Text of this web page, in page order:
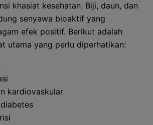
khasiat kesehatan. Biji, daun, dan
senyawa bioaktif yang
efek positif. Berikut adalah
utama yang perlu diperhatikan:
kardiovaskular